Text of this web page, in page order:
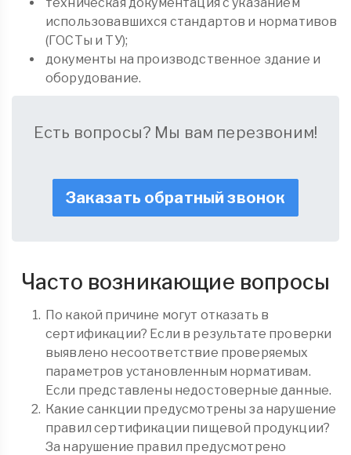
использовавшихся стандартов и нормативов
(ГОСТы и ТУ);
документы на производственное здание и
оборудование.
Есть вопросы? Мы вам перезвоним!
Заказать обратный звонок
Часто возникающие вопросы
По какой причине могут отказать в
сертификации? Если в результате проверки
выявлено несоответствие проверяемых
параметров установленным нормативам.
Если представлены недостоверные данные.
Какие санкции предусмотрены за нарушение
правил сертификации пищевой продукции?
За нарушение правил предусмотрено